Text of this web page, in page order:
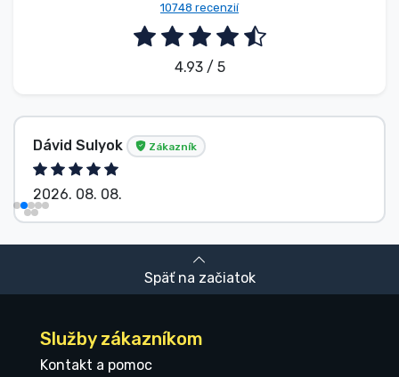
10748 recenzií
4.93 / 5
Dávid Sulyok Zákazník
2026. 08. 08.
Späť na začiatok
Služby zákazníkom
Kontakt a pomoc